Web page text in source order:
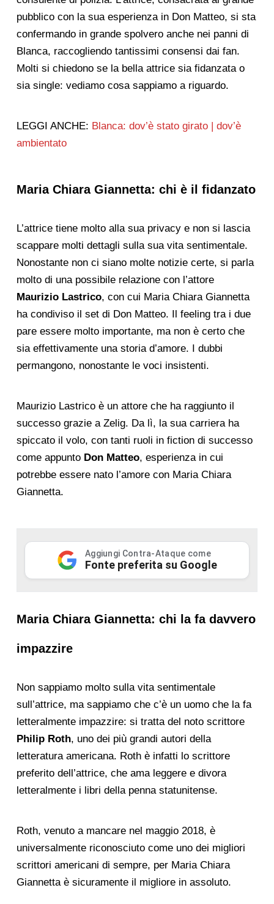
pubblico con la sua esperienza in Don Matteo, si sta
confermando in grande spolvero anche nei panni di
Blanca, raccogliendo tantissimi consensi dai fan.
Molti si chiedono se la bella attrice sia fidanzata o
sia single: vediamo cosa sappiamo a riguardo.
LEGGI ANCHE: Blanca: dov’è stato girato | dov’è
ambientato
Maria Chiara Giannetta: chi è il fidanzato
L’attrice tiene molto alla sua privacy e non si lascia
scappare molti dettagli sulla sua vita sentimentale.
Nonostante non ci siano molte notizie certe, si parla
molto di una possibile relazione con l’attore
Maurizio Lastrico, con cui Maria Chiara Giannetta
ha condiviso il set di Don Matteo. Il feeling tra i due
pare essere molto importante, ma non è certo che
sia effettivamente una storia d’amore. I dubbi
permangono, nonostante le voci insistenti.
Maurizio Lastrico è un attore che ha raggiunto il
successo grazie a Zelig. Da lì, la sua carriera ha
spiccato il volo, con tanti ruoli in fiction di successo
come appunto Don Matteo, esperienza in cui
potrebbe essere nato l’amore con Maria Chiara
Giannetta.
Aggiungi Contra-Ataque come
Fonte preferita su Google
Maria Chiara Giannetta: chi la fa davvero
impazzire
Non sappiamo molto sulla vita sentimentale
sull’attrice, ma sappiamo che c’è un uomo che la fa
letteralmente impazzire: si tratta del noto scrittore
Philip Roth, uno dei più grandi autori della
letteratura americana. Roth è infatti lo scrittore
preferito dell’attrice, che ama leggere e divora
letteralmente i libri della penna statunitense.
Roth, venuto a mancare nel maggio 2018, è
universalmente riconosciuto come uno dei migliori
scrittori americani di sempre, per Maria Chiara
Giannetta è sicuramente il migliore in assoluto.